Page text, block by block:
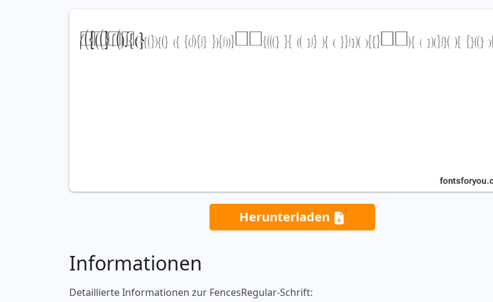
Herunterladen
Informationen
Detaillierte Informationen zur FencesRegular-Schrift: